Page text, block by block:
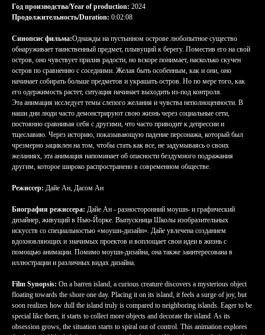
Год производства/Year of production: 2024
Продолжительность/Duration: 0:02:08
Синопсис фильма:Однажды на пустынном острове любопытное существо
обнаруживает таинственный предмет, плывущий к берегу. Поместив его на свой
остров, оно чувствует прилив радости, но вскоре понимает, насколько скучен
остров по сравнению с соседними. Желая быть особенным, как и они, оно
начинает собирать больше предметов и украшать остров. Но по мере того, как
его одержимость растет, ситуация начинает выходить из-под контроля.
Эта анимация исследует темы слепого желания и чувства неполноценности. В
наши дни люди часто демонстрируют свою жизнь через социальные сети,
постоянно сравнивая себя с другими, что часто приводит к депрессии и
тщеславию. Через историю, показывающую падение персонажа, который был
чрезмерно зациклен на том, чтобы стать как все, не задумываясь о своих
желаниях, эта анимация напоминает об опасности бездумного подражания
другим, которое широко распространено в современном обществе.
Режиссер: Дайе Ан, Дасом Ан
Биография режиссера: Дайе Ан - разносторонний моушн- и графический
дизайнер, живущий в Нью-Йорке. Выпускница Школы изобразительных
искусств со специальностью «моушн-дизайн». Дайе увлечена созданием
вдохновляющих и значимых проектов и воплощает свои идеи в жизнь с
помощью анимации. Помимо моушн-дизайна, она также заинтересована в
иллюстрации и различных видах дизайна.
Film Synopsis: On a barren island, a curious creature discovers a mysterious object
floating towards the shore one day. Placing it on its island, it feels a surge of joy, but
soon realizes how dull the island truly is compared to neighboring islands. Eager to be
special like them, it starts to collect more objects and decorate the island. As its
obsession grows, the situation starts to spiral out of control. This animation explores